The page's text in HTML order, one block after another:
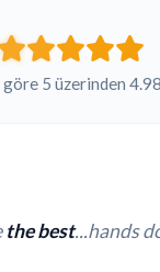
5 üzerinden 4.98
the best...hands